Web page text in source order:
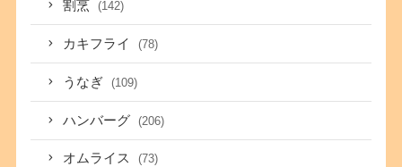
割烹 (142)
カキフライ (78)
うなぎ (109)
ハンバーグ (206)
オムライス (73)